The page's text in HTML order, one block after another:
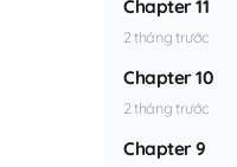
Chapter 11
2 tháng trước
Chapter 10
2 tháng trước
Chapter 9